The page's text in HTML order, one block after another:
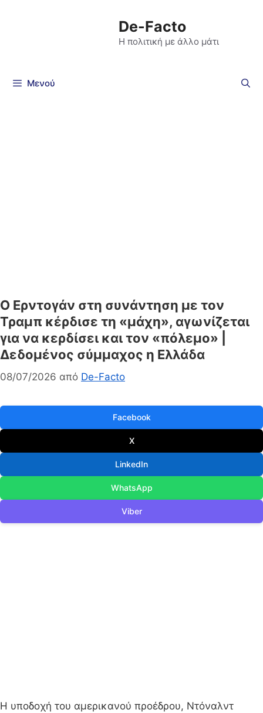
De-Facto
Η πολιτική με άλλο μάτι
Μενού
Ο Ερντογάν στη συνάντηση με τον
Τραμπ κέρδισε τη «μάχη», αγωνίζεται
για να κερδίσει και τον «πόλεμο» |
Δεδομένος σύμμαχος η Ελλάδα
08/07/2026 από De-Facto
Facebook
X
LinkedIn
WhatsApp
Viber
Η υποδοχή του αμερικανού προέδρου, Ντόναλντ